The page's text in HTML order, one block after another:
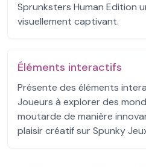
Sprunksters Human Edition
visuellement captivant.
Éléments interactifs
Présente des éléments
Joueurs à explorer des
moutarde de manière
plaisir créatif sur Spunky